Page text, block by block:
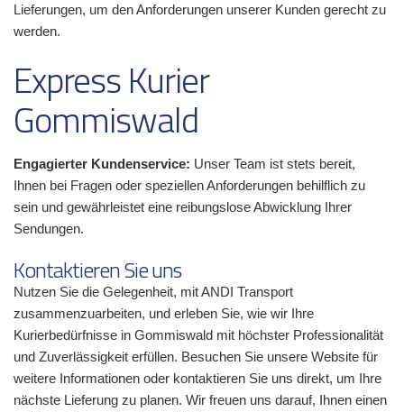
Lieferungen, um den Anforderungen unserer Kunden gerecht zu
werden.
Express Kurier
Gommiswald
Engagierter Kundenservice: Unser Team ist stets bereit,
Ihnen bei Fragen oder speziellen Anforderungen behilflich zu
sein und gewährleistet eine reibungslose Abwicklung Ihrer
Sendungen.
Kontaktieren Sie uns
Nutzen Sie die Gelegenheit, mit ANDI Transport
zusammenzuarbeiten, und erleben Sie, wie wir Ihre
Kurierbedürfnisse in Gommiswald mit höchster Professionalität
und Zuverlässigkeit erfüllen. Besuchen Sie unsere Website für
weitere Informationen oder kontaktieren Sie uns direkt, um Ihre
nächste Lieferung zu planen. Wir freuen uns darauf, Ihnen einen